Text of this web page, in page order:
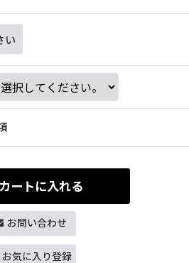
い
カートに入れる
お問い合わせ
お気に入り登録